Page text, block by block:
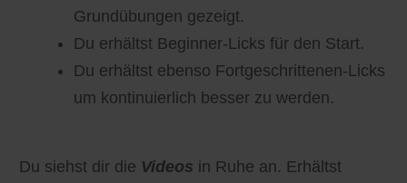
Grundübungen gezeigt.
Du erhältst Beginner-Licks für den Start.
Du erhältst ebenso Fortgeschrittenen-Licks
um kontinuierlich besser zu werden.
Du siehst dir die Videos in Ruhe an. Erhältst